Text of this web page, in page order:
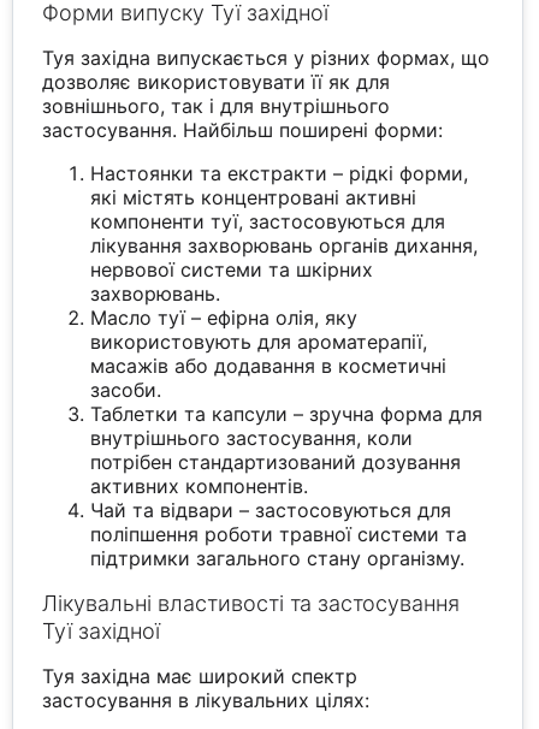
Форми випуску Туї західної
Туя західна випускається у різних формах, що
дозволяє використовувати її як для
зовнішнього, так і для внутрішнього
застосування. Найбільш поширені форми:
Настоянки та екстракти – рідкі форми,
які містять концентровані активні
компоненти туї, застосовуються для
лікування захворювань органів дихання,
нервової системи та шкірних
захворювань.
Масло туї – ефірна олія, яку
використовують для ароматерапії,
масажів або додавання в косметичні
засоби.
Таблетки та капсули – зручна форма для
внутрішнього застосування, коли
потрібен стандартизований дозування
активних компонентів.
Чай та відвари – застосовуються для
поліпшення роботи травної системи та
підтримки загального стану організму.
Лікувальні властивості та застосування
Туї західної
Туя західна має широкий спектр
застосування в лікувальних цілях: